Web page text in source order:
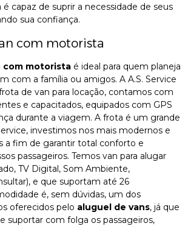
capaz de suprir a necessidade de seus
sua confiança.
com motorista
com motorista é ideal para quem planeja
com a família ou amigos. A A.S. Service
de van para locação, contamos com
e capacitados, equipados com GPS
durante a viagem. A frota é um grande
investimos nos mais modernos e
a fim de garantir total conforto e
passageiros. Temos van para alugar
TV Digital, Som Ambiente,
e que suportam até 26
é, sem dúvidas, um dos
oferecidos pelo aluguel de vans, já que
suportar com folga os passageiros,